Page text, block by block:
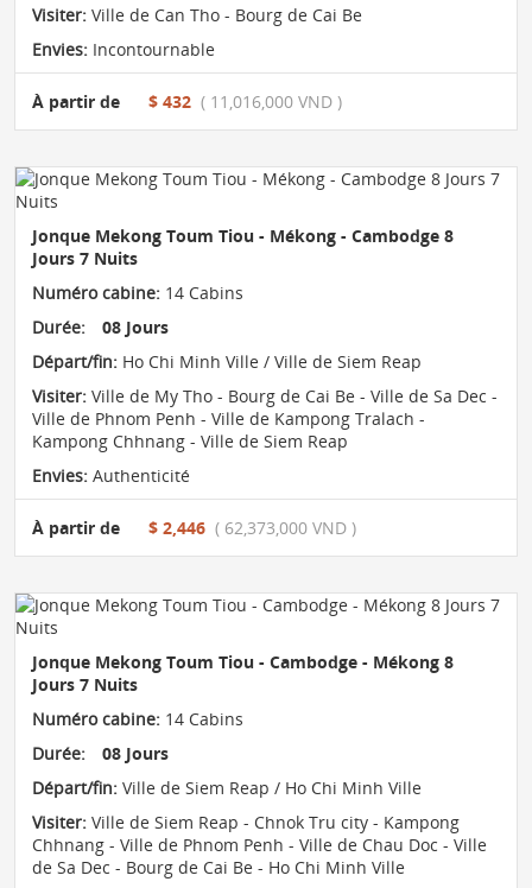
Visiter: Ville de Can Tho - Bourg de Cai Be
Envies: Incontournable
À partir de $ 432 ( 11,016,000 VND )
Jonque Mekong Toum Tiou - Mékong - Cambodge 8
Jours 7 Nuits
Numéro cabine: 14 Cabins
Durée:
08 Jours
Départ/fin: Ho Chi Minh Ville / Ville de Siem Reap
Visiter: Ville de My Tho - Bourg de Cai Be - Ville de Sa Dec -
Ville de Phnom Penh - Ville de Kampong Tralach -
Kampong Chhnang - Ville de Siem Reap
Envies: Authenticité
À partir de $ 2,446 ( 62,373,000 VND )
Jonque Mekong Toum Tiou - Cambodge - Mékong 8
Jours 7 Nuits
Numéro cabine: 14 Cabins
Durée:
08 Jours
Départ/fin: Ville de Siem Reap / Ho Chi Minh Ville
Visiter: Ville de Siem Reap - Chnok Tru city - Kampong
Chhnang - Ville de Phnom Penh - Ville de Chau Doc - Ville
de Sa Dec - Bourg de Cai Be - Ho Chi Minh Ville